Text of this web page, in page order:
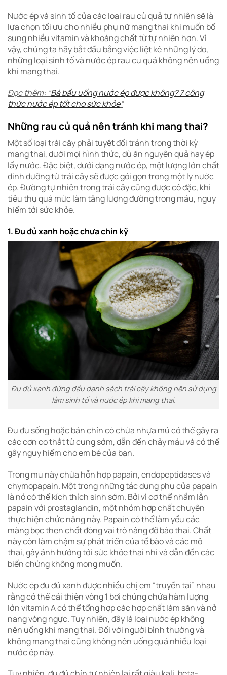
Nước ép và sinh tố của các loại rau củ quả tự nhiên sẽ là
lựa chọn tối ưu cho nhiều phụ nữ mang thai khi muốn bổ
sung nhiều vitamin và khoáng chất từ tự nhiên hơn. Vì
vậy, chúng ta hãy bắt đầu bằng việc liệt kê những lý do,
những loại sinh tố và nước ép rau củ quả không nên uống
khi mang thai.
Đọc thêm: “Bà bầu uống nước ép được không? 7 công
thức nước ép tốt cho sức khỏe“
Những rau củ quả nên tránh khi mang thai?
Một số loại trái cây phải tuyệt đối tránh trong thời kỳ
mang thai, dưới mọi hình thức, dù ăn nguyên quả hay ép
lấy nước. Đặc biệt, dưới dạng nước ép, một lượng lớn chất
dinh dưỡng từ trái cây sẽ được gói gọn trong một ly nước
ép. Đường tự nhiên trong trái cây cũng được cô đặc, khi
tiêu thụ quá mức làm tăng lượng đường trong máu, nguy
hiểm tới sức khỏe.
1. Đu đủ xanh hoặc chưa chín kỹ
Đu đủ xanh đứng đầu danh sách trái cây không nên sử dụng
làm sinh tố và nước ép khi mang thai.
Đu đủ sống hoặc bán chín có chứa nhựa mủ có thể gây ra
các cơn co thắt tử cung sớm, dẫn đến chảy máu và có thể
gây nguy hiểm cho em bé của bạn.
Trong mủ này chứa hỗn hợp papain, endopeptidases và
chymopapain. Một trong những tác dụng phụ của papain
là nó có thể kích thích sinh sớm. Bởi vì cơ thể nhầm lẫn
papain với prostaglandin, một nhóm hợp chất chuyên
thực hiện chức năng này. Papain có thể làm yếu các
màng bọc then chốt đóng vai trò nâng đỡ bào thai. Chất
này còn làm chậm sự phát triển của tế bào và các mô
thai, gây ảnh hưởng tới sức khỏe thai nhi và dẫn đến các
biến chứng không mong muốn.
Nước ép đu đủ xanh được nhiều chị em “truyền tai” nhau
rằng có thể cải thiện vòng 1 bởi chúng chứa hàm lượng
lớn vitamin A có thể tổng hợp các hợp chất làm săn và nở
nang vòng ngực. Tuy nhiên, đây là loại nước ép không
nên uống khi mang thai. Đối với người bình thường và
không mang thai cũng không nên uống quá nhiều loại
nước ép này.